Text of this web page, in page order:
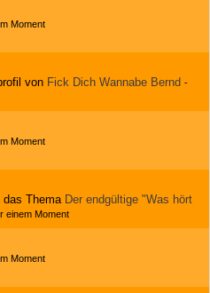
Moment
von Fick Dich Wannabe Bernd -
Moment
das Thema Der endgültige "Was hört
einem Moment
Moment